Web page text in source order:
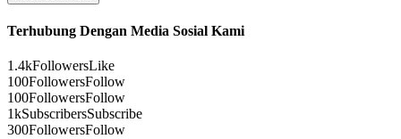
Terhubung Dengan Media Sosial Kami
1.4kFollowersLike
100FollowersFollow
100FollowersFollow
1kSubscribersSubscribe
300FollowersFollow